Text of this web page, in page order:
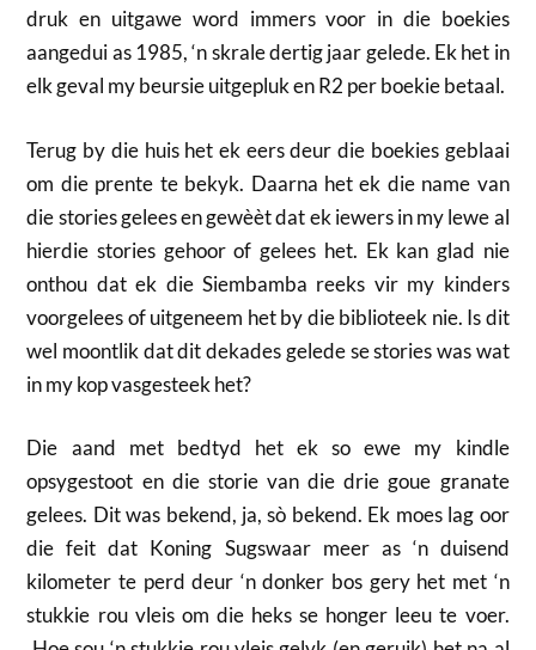
druk en uitgawe word immers voor in die boekies
aangedui as 1985, ‘n skrale dertig jaar gelede. Ek het in
elk geval my beursie uitgepluk en R2 per boekie betaal.
Terug by die huis het ek eers deur die boekies geblaai
om die prente te bekyk. Daarna het ek die name van
die stories gelees en gewèèt dat ek iewers in my lewe al
hierdie stories gehoor of gelees het. Ek kan glad nie
onthou dat ek die Siembamba reeks vir my kinders
voorgelees of uitgeneem het by die biblioteek nie. Is dit
wel moontlik dat dit dekades gelede se stories was wat
in my kop vasgesteek het?
Die aand met bedtyd het ek so ewe my kindle
opsygestoot en die storie van die drie goue granate
gelees. Dit was bekend, ja, sò bekend. Ek moes lag oor
die feit dat Koning Sugswaar meer as ‘n duisend
kilometer te perd deur ‘n donker bos gery het met ‘n
stukkie rou vleis om die heks se honger leeu te voer.